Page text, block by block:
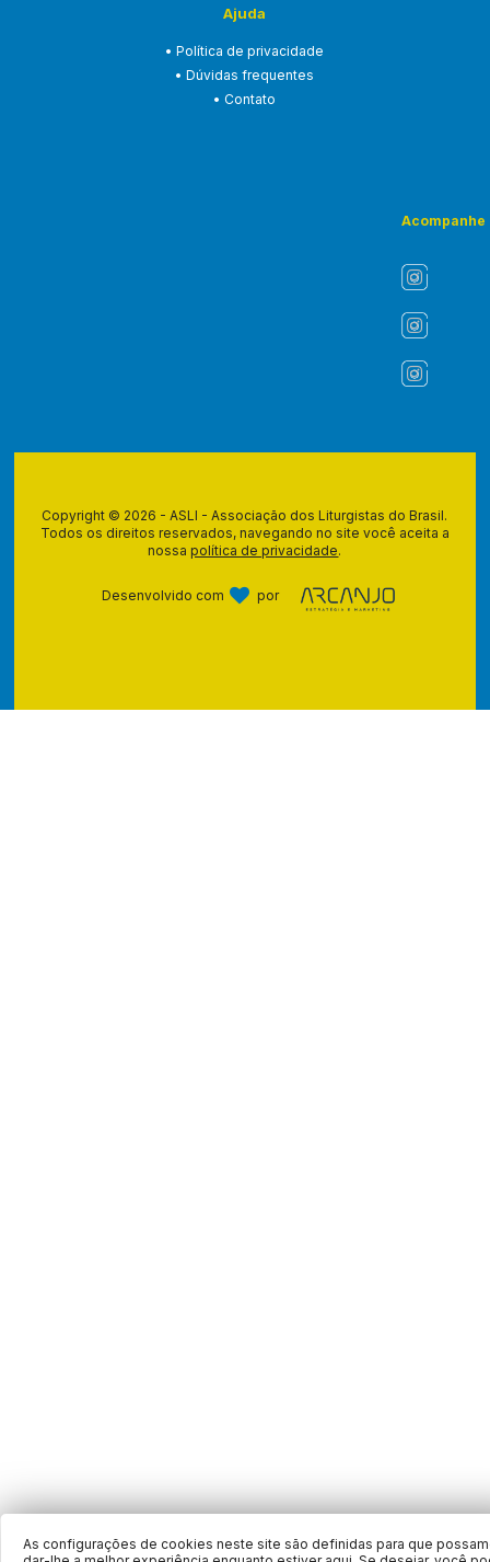
As configurações de cookies neste site são definidas para que
Ajuda
• Política de privacidade
• Dúvidas frequentes
• Contato
Acompanhe
Copyright © 2026 - ASLI - Associação dos Liturgistas do Brasil.
Todos os direitos reservados, navegando no site você aceita a
nossapolítica de privacidade.
Desenvolvido com por